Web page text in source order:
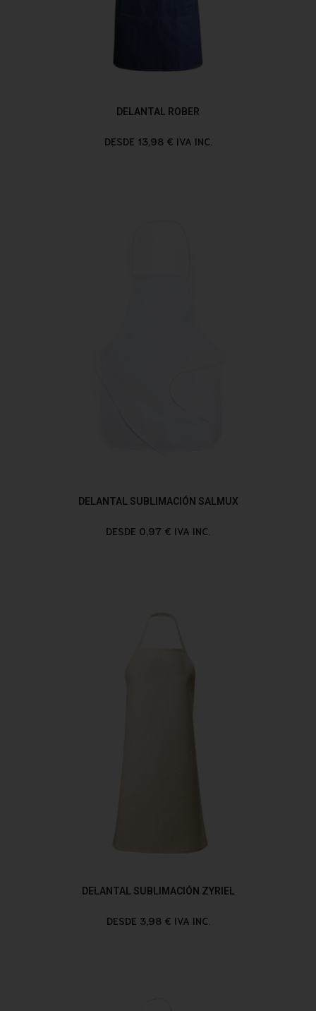
DELANTAL ROBER
DESDE 13,98 € IVA INC.
DELANTAL SUBLIMACIÓN SALMUX
DESDE 0,97 € IVA INC.
DELANTAL SUBLIMACIÓN ZYRIEL
DESDE 3,98 € IVA INC.